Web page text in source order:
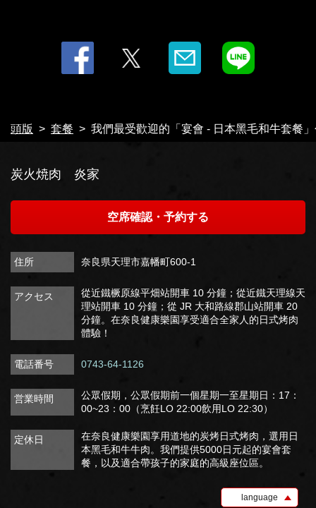
頭版 套餐 我們最受歡迎的「宴會 - 日本黑毛和牛套餐
炭火焼肉 炎家
空席確認・予約する
住所 奈良県天理市嘉幡町600-1
アクセス
從近鐵橛原線平畑站開車 10 分鐘；從近鐵天理線天
理站開車 10 分鐘；從 JR 大和路線郡山站開車 20
分鐘。在奈良健康樂園享受適合全家人的日式烤肉
體驗！
電話番号 0743-64-1126
営業時間
公眾假期，公眾假期前一個星期一至星期日：17：
00~23：00（烹飪LO 22:00飲用LO 22:30）
定休日
在奈良健康樂園享用道地的炭烤日式烤肉，選用日
本黑毛和牛牛肉。我們提供5000日元起的宴會套
餐，以及適合帶孩子的家庭的高級座位區。
language